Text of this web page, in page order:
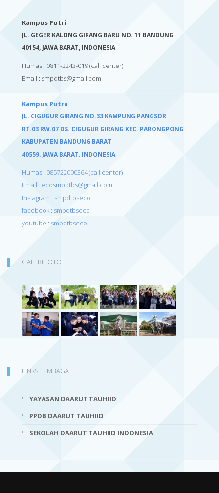
Kampus Putri
JL. GEGER KALONG GIRANG BARU NO. 11 BANDUNG
40154, JAWA BARAT, INDONESIA
Humas : 0811-2243-019(call center)
Email : smpdtbs@gmail.com
Kampus Putra
JL. CIGUGUR GIRANG NO.33 KAMPUNG PANGSOR
RT.03 RW.07 DS. CIGUGUR GIRANG KEC. PARONGPONG
KABUPATEN BANDUNG BARAT
40559, JAWA BARAT, INDONESIA
Humas : 085722000364 (call center)
Email : ecosmpdtbs@gmail.com
Instagram : smpdtbseco
facebook : smpdtbseco
youtube : smpdtbseco
GALERI FOTO
LINKS LEMBAGA
YAYASAN DAARUT TAUHIID
PPDB DAARUT TAUHIID
SEKOLAH DAARUT TAUHIID INDONESIA